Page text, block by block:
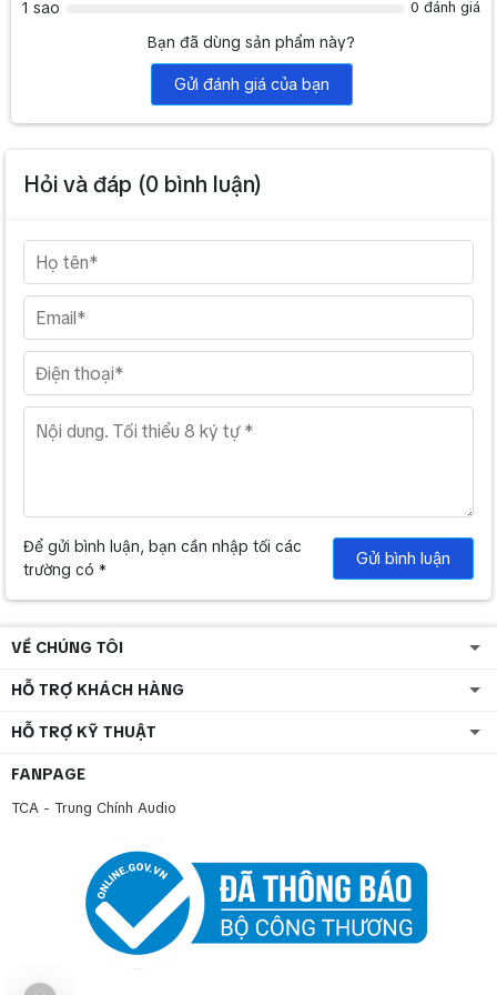
1 sao 0 đánh giá
Bạn đã dùng sản phẩm này?
Gửi đánh giá của bạn
Hỏi và đáp (0 bình luận)
Để gửi bình luận, bạn cần nhập tối các
trường có *
Gửi bình luận
VỀ CHÚNG TÔI
HỖ TRỢ KHÁCH HÀNG
HỖ TRỢ KỸ THUẬT
FANPAGE
TCA - Trung Chính Audio